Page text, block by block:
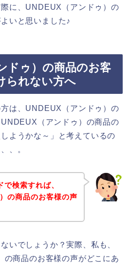
に、UNDEUX（アンドゥ）の
いと思いました♪
ドゥ）の商品のお客
られない方へ
は、UNDEUX（アンドゥ）の
（アンドゥ）の商品の
ようかな～」と考えているの
、。
検索すれば、
の商品のお客様の声
いでしょうか？実際、私も、
の商品のお客様の声がどこにあ